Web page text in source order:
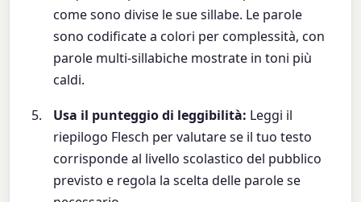
come sono divise le sue sillabe. Le parole
sono codificate a colori per complessità, con
parole multi-sillabiche mostrate in toni più
caldi.
Usa il punteggio di leggibilità: Leggi il
riepilogo Flesch per valutare se il tuo testo
corrisponde al livello scolastico del pubblico
previsto e regola la scelta delle parole se